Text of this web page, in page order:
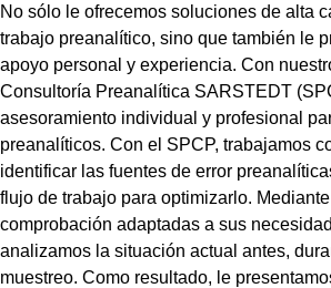
No sólo le ofrecemos soluciones de alta
trabajo preanalítico, sino que también le
apoyo personal y experiencia. Con
Consultoría Preanalítica SARSTEDT
asesoramiento individual y profesional
preanalíticos. Con el SPCP, trabajamos
identificar las fuentes de error
flujo de trabajo para optimizarlo.
comprobación adaptadas a sus
analizamos la situación actual antes,
muestreo. Como resultado, le